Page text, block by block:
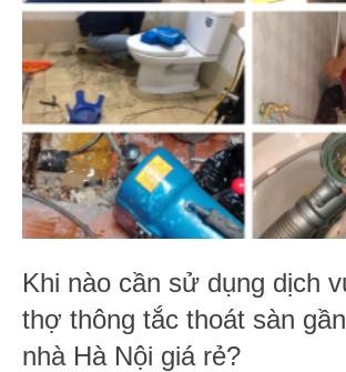
Khi nào cần sử dụng dịch
thợ thông tắc thoát sàn
nhà Hà Nội giá rẻ?